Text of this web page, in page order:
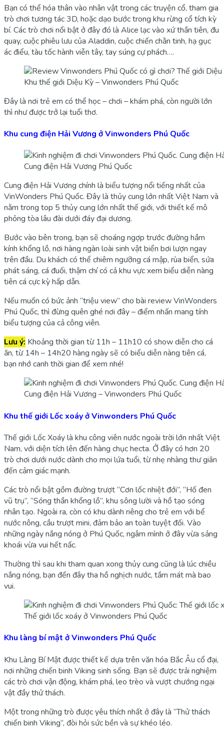
Bạn có thể hóa thân vào nhân vật trong các truyện cổ, tham gia
trò chơi tương tác 3D, hoặc dạo bước trong khu rừng cổ tích kỳ
bí. Các trò chơi nổi bật ở đây đó là Alice lạc vào xứ thần tiên, đu
quay, cuộc phiêu lưu của Aladdin, cuộc chiến chằn tinh, hạ gục
ác điểu, tàu tốc hành viễn tây, tay súng cự phách….
Khu thế giới Diệu Kỳ – Vinwonders Phú Quốc
Đây là nơi trẻ em có thể học – chơi – khám phá, còn người lớn
thì như được trở lại tuổi thơ.
Khu cung điện Hải Vương ở Vinwonders Phú Quốc
Cung điện Hải Vương Phú Quốc
Cung điện Hải Vương chính là biểu tượng nổi tiếng nhất của
VinWonders Phú Quốc. Đây là thủy cung lớn nhất Việt Nam và
nằm trong top 5 thủy cung lớn nhất thế giới, với thiết kế mô
phỏng tòa lâu đài dưới đáy đại dương.
Bước vào bên trong, bạn sẽ choáng ngợp trước đường hầm
kính khổng lồ, nơi hàng ngàn loài sinh vật biển bơi lượn ngay
trên đầu. Du khách có thể chiêm ngưỡng cá mập, rùa biển, sứa
phát sáng, cá đuối, thậm chí có cả khu vực xem biểu diễn nàng
tiên cá cực kỳ hấp dẫn.
Nếu muốn có bức ảnh “triệu view” cho bài review VinWonders
Phú Quốc, thì đừng quên ghé nơi đây – điểm nhấn mang tính
biểu tượng của cả công viên.
Lưu ý: Khoảng thời gian từ 11h – 11h10 có show diễn cho cá
ăn, từ 14h – 14h20 hàng ngày sẽ có biểu diễn nàng tiên cá,
bạn nhớ canh thời gian để xem nhé!
Cung điện Hải Vương – Vinwonders Phú Quốc
Khu thế giới Lốc xoáy ở Vinwonders Phú Quốc
Thế giới Lốc Xoáy là khu công viên nước ngoài trời lớn nhất Việt
Nam, với diện tích lên đến hàng chục hecta. Ở đây có hơn 20
trò chơi dưới nước dành cho mọi lứa tuổi, từ nhẹ nhàng thư giãn
đến cảm giác mạnh.
Các trò nổi bật gồm đường trượt “Cơn lốc nhiệt đới”, “Hố đen
vũ trụ”, “Sóng thần khổng lồ”, khu sông lười và hồ tạo sóng
nhân tạo. Ngoài ra, còn có khu dành riêng cho trẻ em với bể
nước nông, cầu trượt mini, đảm bảo an toàn tuyệt đối. Vào
những ngày nắng nóng ở Phú Quốc, ngâm mình ở đây vừa sảng
khoái vừa vui hết nấc.
Thường thì sau khi tham quan xong thủy cung cũng là lúc chiều
nắng nóng, bạn đến đây tha hồ nghịch nước, tắm mát mà bao
vui.
Thế giới lốc xoáy ở Vinwonders Phú Quốc
Khu làng bí mật ở Vinwonders Phú Quốc
Khu Làng Bí Mật được thiết kế dựa trên văn hóa Bắc Âu cổ đại,
nơi những chiến binh Viking sinh sống. Bạn sẽ được trải nghiệm
các trò chơi vận động, khám phá, leo trèo và vượt chướng ngại
vật đầy thử thách.
Một trong những trò được yêu thích nhất ở đây là “Thử thách
chiến binh Viking”, đòi hỏi sức bền và sự khéo léo.